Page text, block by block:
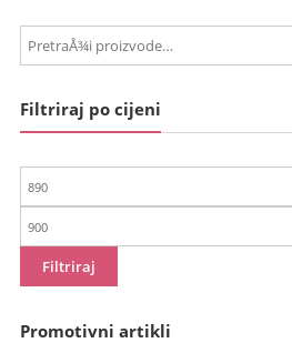
PretraÅ¾i:
Filtriraj po cijeni
Min
cijena
Maks
cijena
Filtriraj
Promotivni artikli